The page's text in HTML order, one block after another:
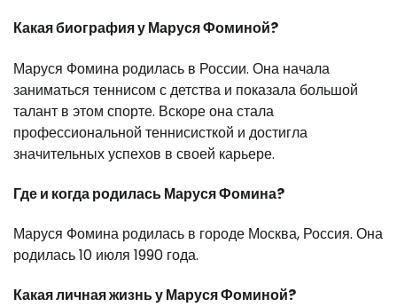
Какая биография у Маруся Фоминой?
Маруся Фомина родилась в России. Она начала
заниматься теннисом с детства и показала большой
талант в этом спорте. Вскоре она стала
профессиональной теннисисткой и достигла
значительных успехов в своей карьере.
Где и когда родилась Маруся Фомина?
Маруся Фомина родилась в городе Москва, Россия. Она
родилась 10 июля 1990 года.
Какая личная жизнь у Маруся Фоминой?